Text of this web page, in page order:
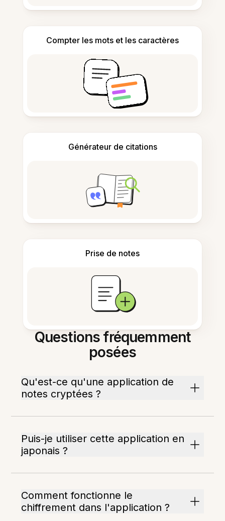
Compter les mots et les caractères
Générateur de citations
Prise de notes
Questions fréquemment
posées
Qu'est-ce qu'une application de
notes cryptées ?
Puis-je utiliser cette application en
japonais ?
Comment fonctionne le
chiffrement dans l'application ?